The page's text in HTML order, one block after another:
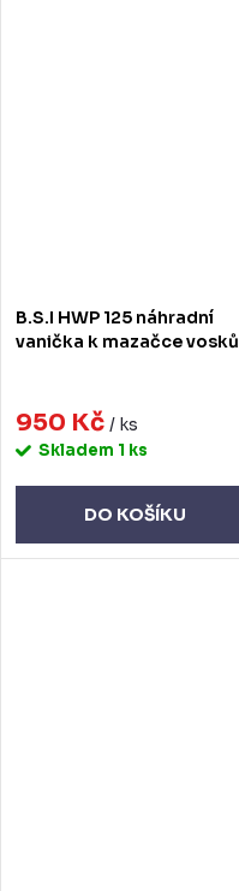
B.S.I HWP 125 náhradní
vanička k mazačce vosků
950 Kč / ks
Skladem 1 ks
DO KOŠÍKU